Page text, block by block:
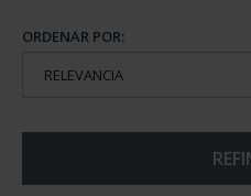
ORDENAR POR: